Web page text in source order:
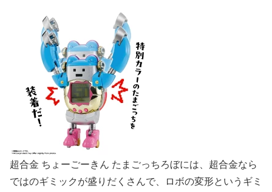
超合金 ちょーごーきん たまごっちろぼには、超合金なら
ではのギミックが盛りだくさんで、ロボの変形というギミ